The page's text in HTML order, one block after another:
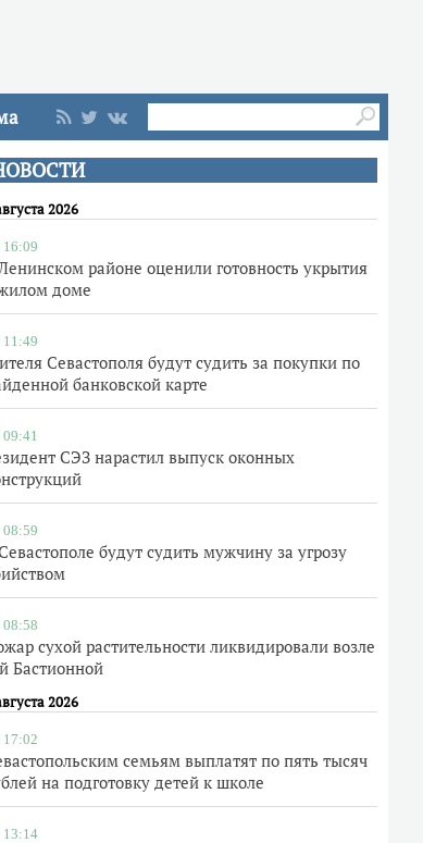
2026
16:09
районе оценили готовность укрытия
доме
11:49
Севастополя будут судить за покупки по
банковской карте
09:41
СЭЗ нарастил выпуск оконных
08:59
будут судить мужчину за угрозу
08:58
сухой растительности ликвидировали возле
Бастионной
2026
17:02
семьям выплатят по пять тысяч
на подготовку детей к школе
13:14